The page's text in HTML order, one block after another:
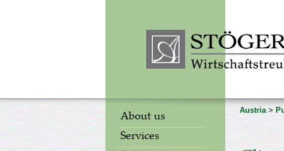
About us
Services
Austria>